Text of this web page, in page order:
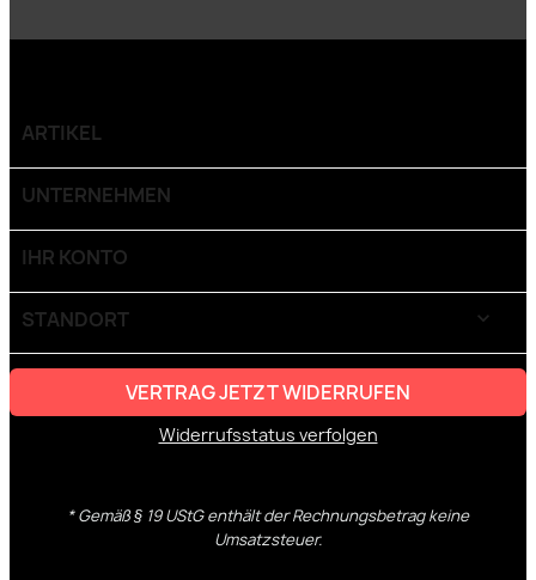
ARTIKEL
UNTERNEHMEN
IHR KONTO
STANDORT keyboard_arrow_down
VERTRAG JETZT WIDERRUFEN
Widerrufsstatus verfolgen
* Gemäß § 19 UStG enthält der Rechnungsbetrag keine
Umsatzsteuer.